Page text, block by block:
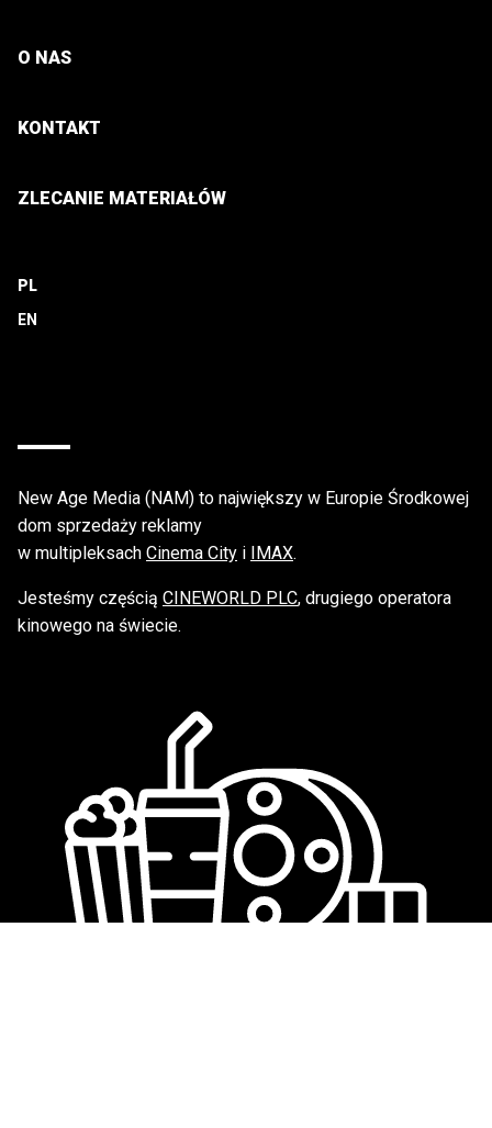
O NAS
KONTAKT
ZLECANIE MATERIAŁÓW
PL
New Age Media (NAM) to największy w Europie Środkowej
dom sprzedaży reklamy
w multipleksach Cinema City i IMAX.
Jesteśmy częścią CINEWORLD PLC, drugiego operatora
kinowego na świecie.